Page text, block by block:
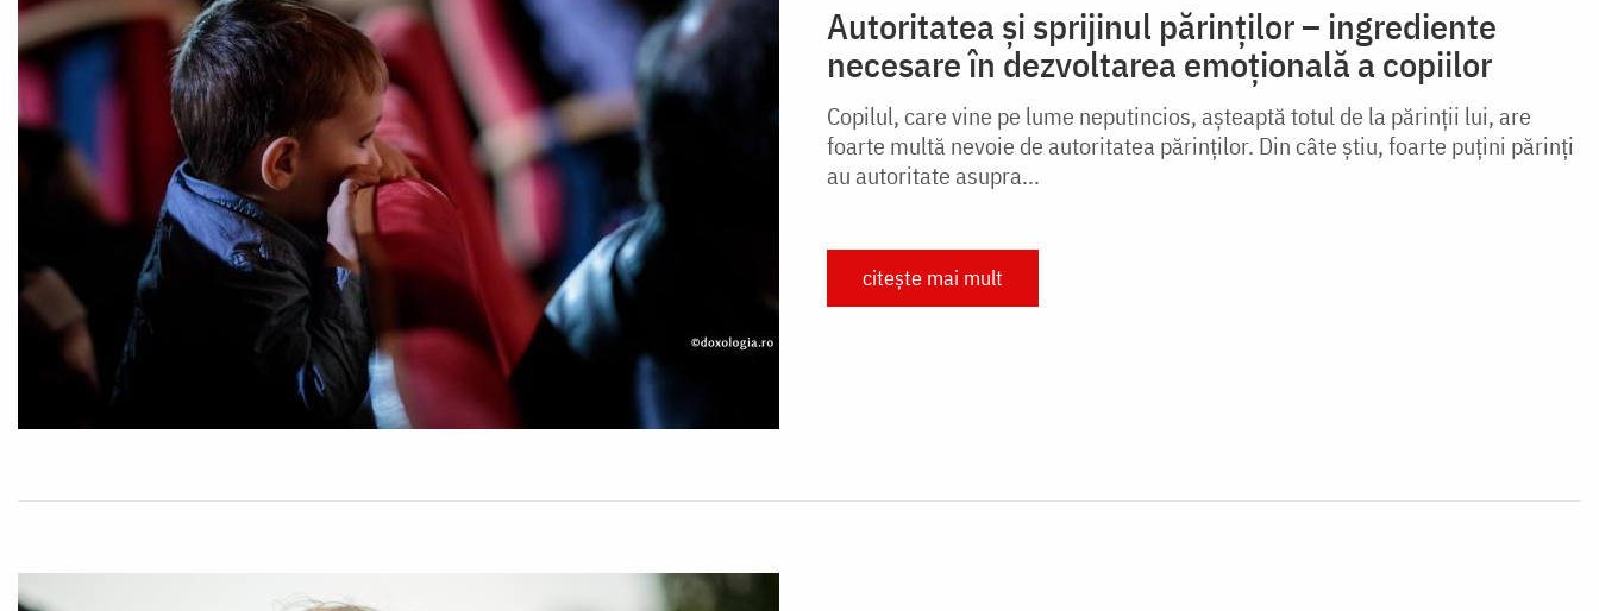
Autoritatea și sprijinul părinților – ingrediente
necesare în dezvoltarea emoțională a copiilor
Copilul, care vine pe lume neputincios, așteaptă totul de la părinții lui, are
foarte multă nevoie de autoritatea părinților. Din câte știu, foarte puțini părinți
au autoritate asupra...
citește mai mult